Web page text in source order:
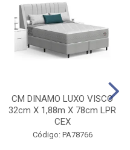
CM DINAMO LUXO VISCO
32cm X 1,88m X 78cm LPR
CEX
Código: PA78766